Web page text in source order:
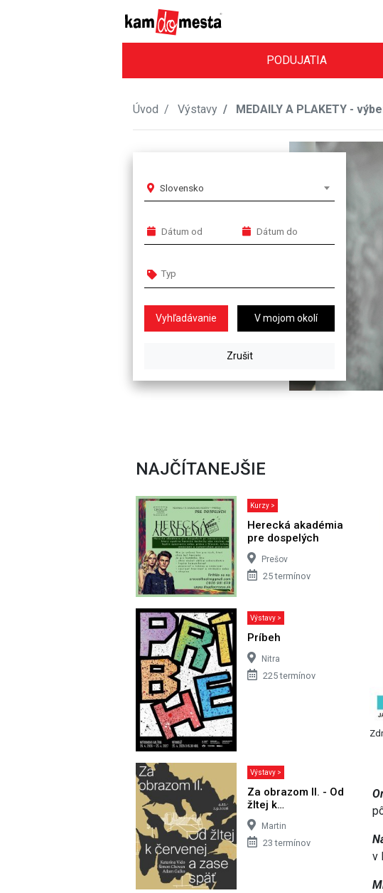
PODUJATIA
Úvod Výstavy MEDAILY A PLAKETY -
Slovensko
V mojom okolí
Previous
NAJČÍTANEJŠIE
Kurzy >
Herecká akadémia
pre dospelých
Prešov
25 termínov
Výstavy >
Príbeh
Nitra
225 termínov
Výstavy >
Za obrazom II. - Od
žltej k…
Martin
23 termínov
v